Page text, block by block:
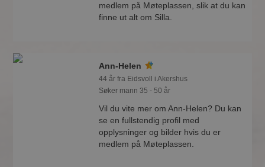
medlem på Møteplassen, slik at du kan
finne ut alt om Silla.
Ann-Helen
44 år fra Eidsvoll i Akershus
Søker mann 35 - 50 år
Vil du vite mer om Ann-Helen? Du kan
se en fullstendig profil med
opplysninger og bilder hvis du er
medlem på Møteplassen.